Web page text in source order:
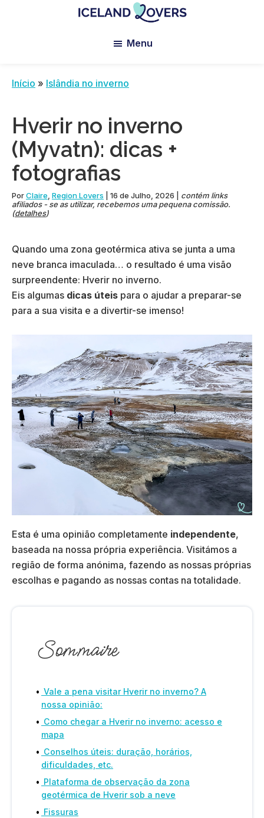
Claire
Menu
Início » Islândia no inverno
Hverir no inverno
(Myvatn): dicas +
fotografias
PorClaire Region Lovers 16 de Julho, 2026
contém links
afiliados - se as utilizar, recebemos uma pequena comissão.
(detalhes)
Quando uma zona geotérmica ativa se junta a uma
neve branca imaculada… o resultado é uma visão
surpreendente: Hverir no inverno.
Eis algumas dicas úteis para o ajudar a preparar-se
para a sua visita e a divertir-se imenso!
Esta é uma opinião completamente independente,
baseada na nossa própria experiência. Visitámos a
região de forma anónima, fazendo as nossas próprias
escolhas e pagando as nossas contas na totalidade.
Sommaire
Vale a pena visitar Hverir no inverno? A
nossa opinião:
Como chegar a Hverir no inverno: acesso e
mapa
Conselhos úteis: duração, horários,
dificuldades, etc.
Plataforma de observação da zona
geotérmica de Hverir sob a neve
Fissuras